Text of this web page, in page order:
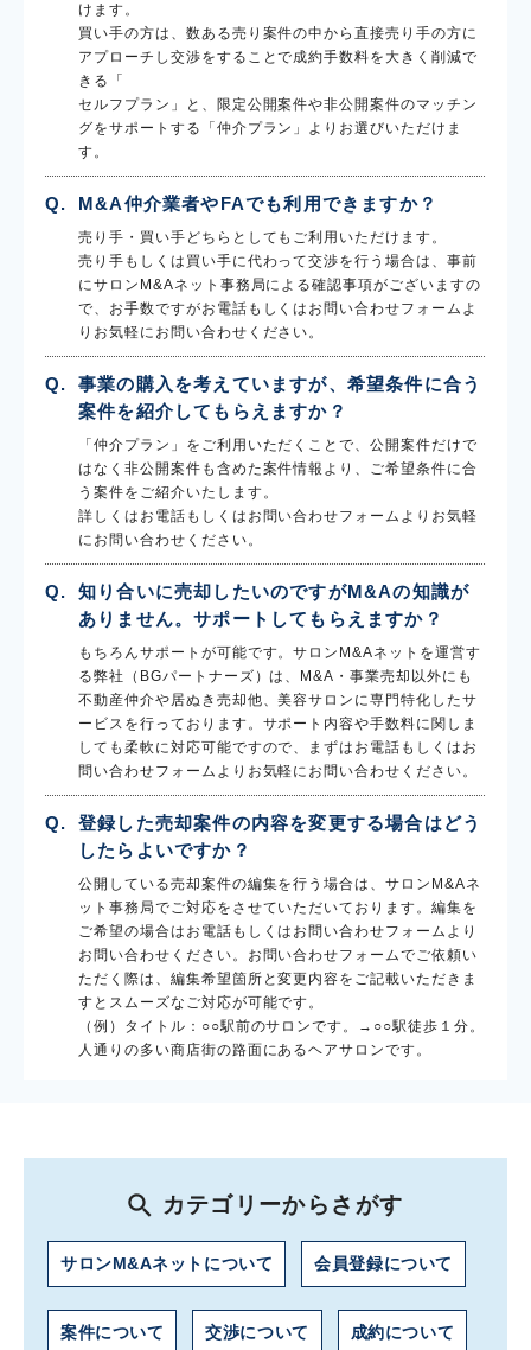
けます。
買い手の方は、数ある売り案件の中から直接売り手の方に
アプローチし交渉をすることで成約手数料を大きく削減で
きる「
セルフプラン」と、限定公開案件や非公開案件のマッチン
グをサポートする「仲介プラン」よりお選びいただけま
す。
M&A仲介業者やFAでも利用できますか？
売り手・買い手どちらとしてもご利用いただけます。
売り手もしくは買い手に代わって交渉を行う場合は、事前
にサロンM&Aネット事務局による確認事項がございますの
で、お手数ですがお電話もしくはお問い合わせフォームよ
りお気軽にお問い合わせください。
事業の購入を考えていますが、希望条件に合う
案件を紹介してもらえますか？
「仲介プラン」をご利用いただくことで、公開案件だけで
はなく非公開案件も含めた案件情報より、ご希望条件に合
う案件をご紹介いたします。
詳しくはお電話もしくはお問い合わせフォームよりお気軽
にお問い合わせください。
知り合いに売却したいのですがM&Aの知識が
ありません。サポートしてもらえますか？
もちろんサポートが可能です。サロンM&Aネットを運営す
る弊社（BGパートナーズ）は、M&A・事業売却以外にも
不動産仲介や居ぬき売却他、美容サロンに専門特化したサ
ービスを行っております。サポート内容や手数料に関しま
しても柔軟に対応可能ですので、まずはお電話もしくはお
問い合わせフォームよりお気軽にお問い合わせください。
登録した売却案件の内容を変更する場合はどう
したらよいですか？
公開している売却案件の編集を行う場合は、サロンM&Aネ
ット事務局でご対応をさせていただいております。編集を
ご希望の場合はお電話もしくはお問い合わせフォームより
お問い合わせください。お問い合わせフォームでご依頼い
ただく際は、編集希望箇所と変更内容をご記載いただきま
すとスムーズなご対応が可能です。
（例）タイトル：○○駅前のサロンです。→○○駅徒歩１分。
人通りの多い商店街の路面にあるヘアサロンです。
カテゴリーからさがす
サロンM&Aネットについて 会員登録について
案件について 交渉について 成約について